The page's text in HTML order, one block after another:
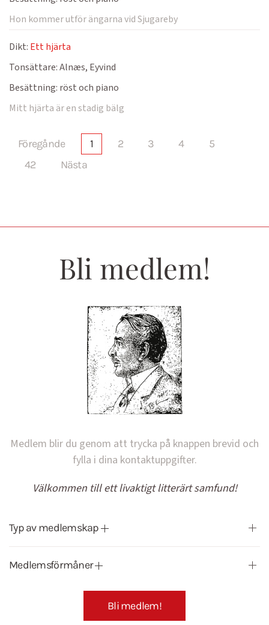
Hon kommer utför ängarna vid Sjugareby
Dikt: Ett hjärta
Tonsättare:Alnæs, Eyvind
Besättning: röst och piano
Mitt hjärta är en stadig bälg
Föregånde 1 2 3 4
5
42
Nästa
Bli medlem!
Medlem blir du genom att trycka på knappen brevid och
fylla i dina kontaktuppgifter.
Välkommen till ett livaktigt litterärt samfund!
Typ av medlemskap
Medlemsförmåner
Bli medlem!